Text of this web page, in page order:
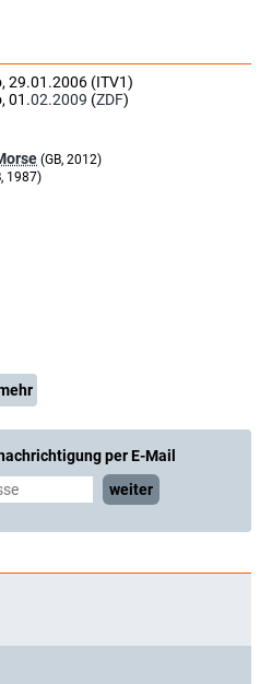
29.01.2006 (ITV1)
01.02.2009 (ZDF)
(GB, 2012)
1987)
per E-Mail
weiter